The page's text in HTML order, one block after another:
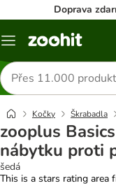
Doprava
Menu
Hledat
produkty
Kočky Škrabadla
zooplus
nábytku proti
šedá
This is a stars rating area